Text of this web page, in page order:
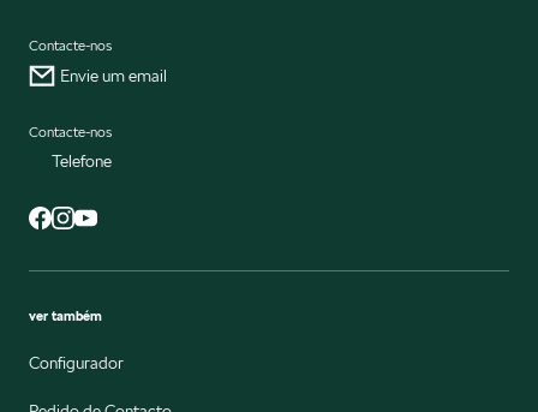
Contacte-nos
Envie um email
Contacte-nos
Telefone
ver também
Configurador